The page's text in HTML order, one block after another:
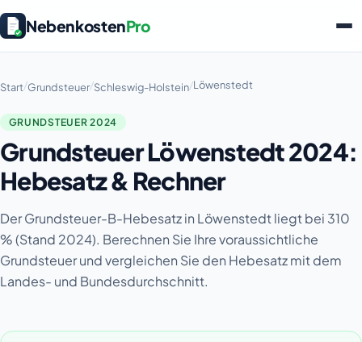
NebenkostenPro
Start/Grundsteuer/Schleswig-Holstein/Löwenstedt
GRUNDSTEUER 2024
Grundsteuer Löwenstedt 2024:
Hebesatz & Rechner
Der Grundsteuer-B-Hebesatz in Löwenstedt liegt bei 310
% (Stand 2024). Berechnen Sie Ihre voraussichtliche
Grundsteuer und vergleichen Sie den Hebesatz mit dem
Landes- und Bundesdurchschnitt.